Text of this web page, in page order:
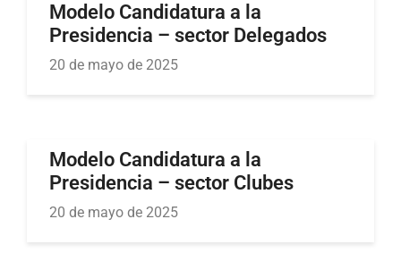
Modelo Candidatura a la
Presidencia – sector Delegados
20 de mayo de 2025
Modelo Candidatura a la
Presidencia – sector Clubes
20 de mayo de 2025